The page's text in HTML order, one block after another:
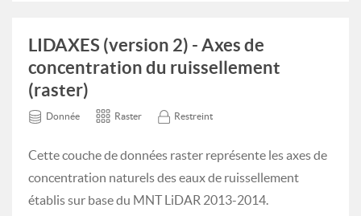
LIDAXES (version 2) - Axes de
concentration du ruissellement
(raster)
Donnée Raster Restreint
Cette couche de données raster représente les axes de
concentration naturels des eaux de ruissellement
établis sur base du MNT LiDAR 2013-2014.